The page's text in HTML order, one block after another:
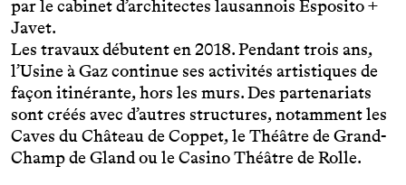
par le cabinet d’architectes lausannois Esposito +
Javet.
Les travaux débutent en 2018. Pendant trois ans,
l’Usine à Gaz continue ses activités artistiques de
façon itinérante, hors les murs. Des partenariats
sont créés avec d’autres structures, notamment les
Caves du Château de Coppet, le Théâtre de Grand-
Champ de Gland ou le Casino Théâtre de Rolle.